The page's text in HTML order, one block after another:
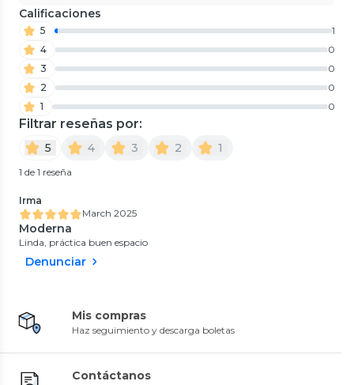
Calificaciones
5
1
4
0
3
0
2
0
1
0
Filtrar reseñas por:
5 4 3 2 1
1 de 1 reseña
Irma
March 2025
Moderna
Linda, práctica buen espacio
Denunciar
Mis compras
Haz seguimiento y descarga boletas
Contáctanos